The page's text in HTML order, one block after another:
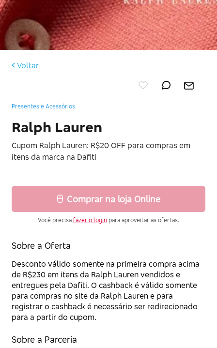
Voltar
Presentes e Acessórios
Ralph Lauren
Cupom Ralph Lauren: R$20 OFF para compras em
itens da marca na Dafiti
Comprar na loja Online
Você precisa fazer o login para aproveitar as ofertas.
Sobre a Oferta
Desconto válido somente na primeira compra acima
de R$230 em itens da Ralph Lauren vendidos e
entregues pela Dafiti. O cashback é válido somente
para compras no site da Ralph Lauren e para
registrar o cashback é necessário ser redirecionado
para a partir do cupom.
Sobre a Parceria